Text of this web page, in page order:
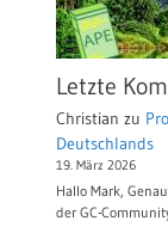
Letzte
Christian zu
Deutschlands
19. März 2026
Hallo Mark,
der GC-